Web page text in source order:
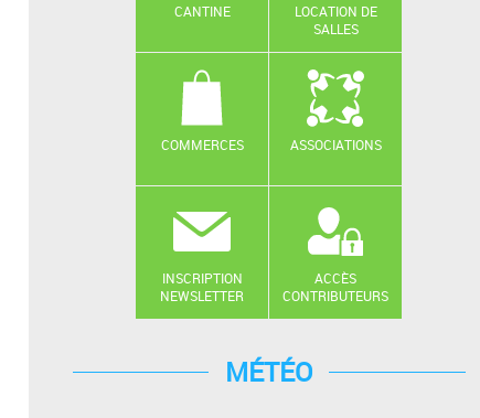
CANTINE
LOCATION DE
SALLES
COMMERCES ASSOCIATIONS
INSCRIPTION
NEWSLETTER
ACCÈS
CONTRIBUTEURS
MÉTÉO